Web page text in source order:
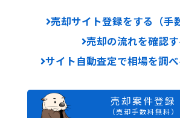
売却サイト登録をする（手
売却の流れを確認す
サイト自動査定で相場を調べ
売却案件登録
（売却手数料無料）